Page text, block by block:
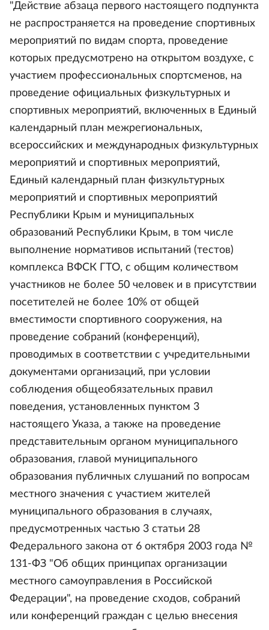
"Действие абзаца первого настоящего подпункта
не распространяется на проведение спортивных
мероприятий по видам спорта, проведение
которых предусмотрено на открытом воздухе, с
участием профессиональных спортсменов, на
проведение официальных физкультурных и
спортивных мероприятий, включенных в Единый
календарный план межрегиональных,
всероссийских и международных физкультурных
мероприятий и спортивных мероприятий,
Единый календарный план физкультурных
мероприятий и спортивных мероприятий
Республики Крым и муниципальных
образований Республики Крым, в том числе
выполнение нормативов испытаний (тестов)
комплекса ВФСК ГТО, с общим количеством
участников не более 50 человек и в присутствии
посетителей не более 10% от общей
вместимости спортивного сооружения, на
проведение собраний (конференций),
проводимых в соответствии с учредительными
документами организаций, при условии
соблюдения общеобязательных правил
поведения, установленных пунктом 3
настоящего Указа, а также на проведение
представительным органом муниципального
образования, главой муниципального
образования публичных слушаний по вопросам
местного значения с участием жителей
муниципального образования в случаях,
предусмотренных частью 3 статьи 28
Федерального закона от 6 октября 2003 года №
131-ФЗ "Об общих принципах организации
местного самоуправления в Российской
Федерации", на проведение сходов, собраний
или конференций граждан с целью внесения